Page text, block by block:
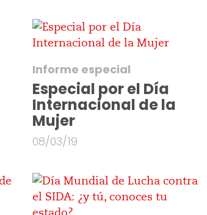
Informe especial
Especial por el Día
Internacional de la
Mujer
08/03/19